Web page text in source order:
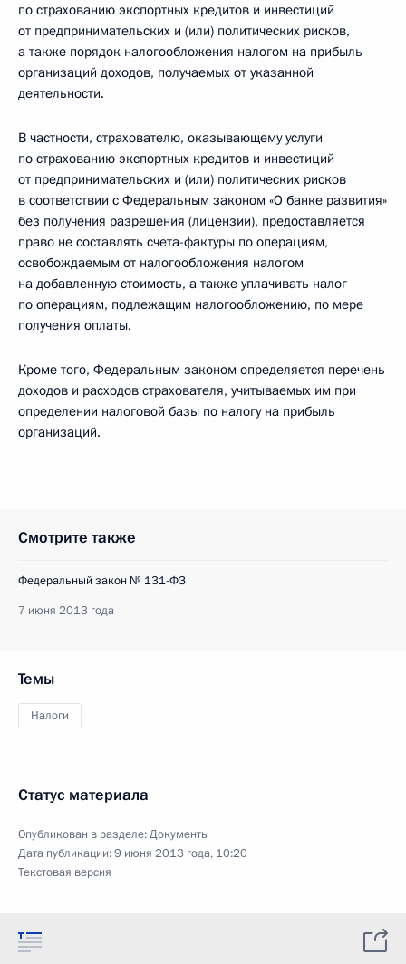
по страхованию экспортных кредитов и инвестиций
от предпринимательских и (или) политических рисков,
а также порядок налогообложения налогом на прибыль
организаций доходов, получаемых от указанной
деятельности.
В частности, страхователю, оказывающему услуги
по страхованию экспортных кредитов и инвестиций
от предпринимательских и (или) политических рисков
в соответствии с Федеральным законом «О банке развития»
без получения разрешения (лицензии), предоставляется
право не составлять счета-фактуры по операциям,
освобождаемым от налогообложения налогом
на добавленную стоимость, а также уплачивать налог
по операциям, подлежащим налогообложению, по мере
получения оплаты.
Кроме того, Федеральным законом определяется перечень
доходов и расходов страхователя, учитываемых им при
определении налоговой базы по налогу на прибыль
организаций.
Смотрите также
Федеральный закон № 131-ФЗ
7 июня 2013 года
Темы
Налоги
Статус материала
Опубликован в разделе:Документы
Дата публикации:9 июня 2013 года, 10:20
Текстовая версия